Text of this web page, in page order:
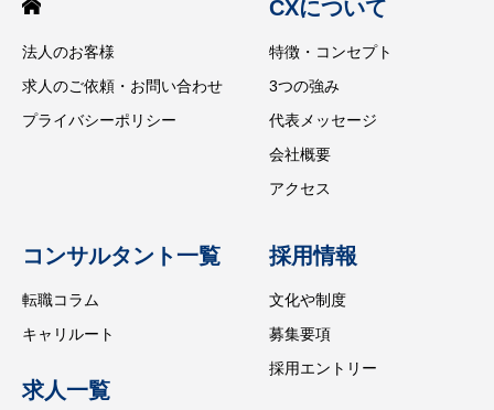
法人のお客様
求人のご依頼・お問い合わせ
プライバシーポリシー
CXについて
特徴・コンセプト
3つの強み
代表メッセージ
会社概要
アクセス
コンサルタント一覧
転職コラム
キャリルート
求人一覧
採用情報
文化や制度
募集要項
採用エントリー